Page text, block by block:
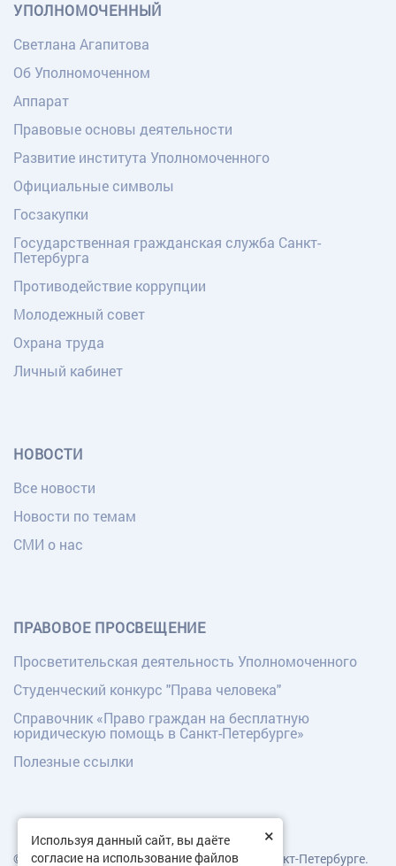
УПОЛНОМОЧЕННЫЙ
Светлана Агапитова
Об Уполномоченном
Аппарат
Правовые основы деятельности
Развитие института Уполномоченного
Официальные символы
Госзакупки
Государственная гражданская служба Санкт-
Петербурга
Противодействие коррупции
Молодежный совет
Охрана труда
Личный кабинет
НОВОСТИ
Все новости
Новости по темам
СМИ о нас
ПРАВОВОЕ ПРОСВЕЩЕНИЕ
Просветительская деятельность Уполномоченного
Студенческий конкурс "Права человека"
Справочник «Право граждан на бесплатную
юридическую помощь в Санкт-Петербурге»
Полезные ссылки
© Уполномоченный по правам человека в Санкт-Петербурге.
×
Используя данный сайт, вы даёте
согласие на использование файлов